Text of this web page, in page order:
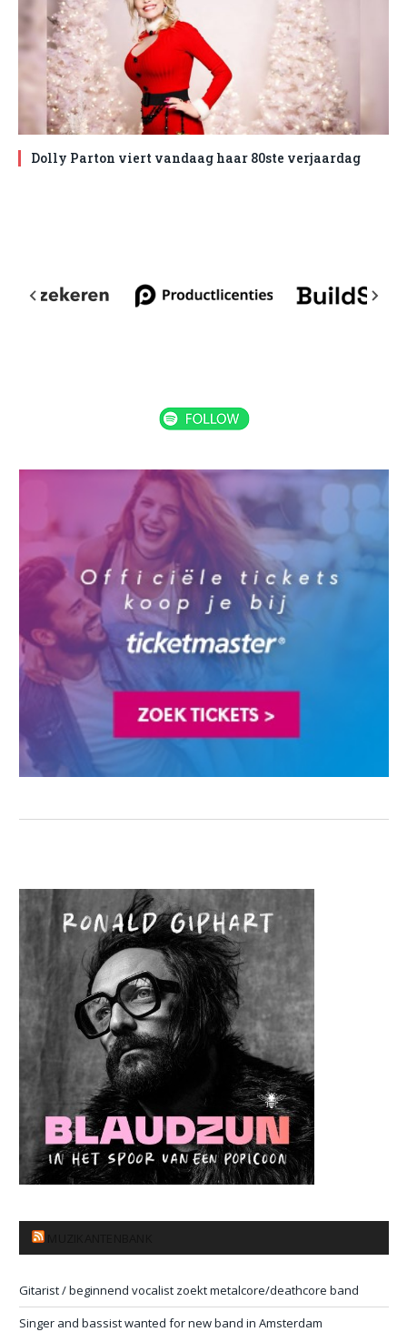
Dolly Parton viert vandaag haar 80ste verjaardag
Gitarist / beginnend vocalist zoekt metalcore/deathcore band
Singer and bassist wanted for new band in Amsterdam